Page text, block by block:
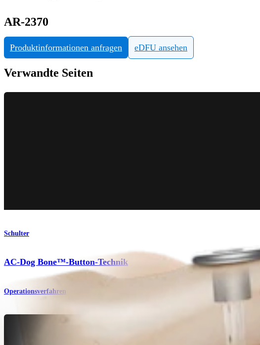
AR-2370
Produktinformationen anfragen eDFU ansehen
Verwandte Seiten
Schulter
AC-Dog Bone™-Button-Technik
Operationsverfahren